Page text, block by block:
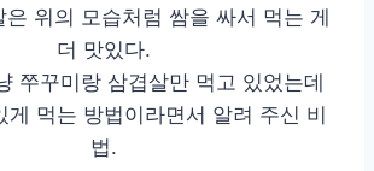
은 위의 모습처럼 쌈을 싸서 먹는 게
더 맛있다.
쭈꾸미랑 삼겹살만 먹고 있었는데
게 먹는 방법이라면서 알려 주신 비
법.